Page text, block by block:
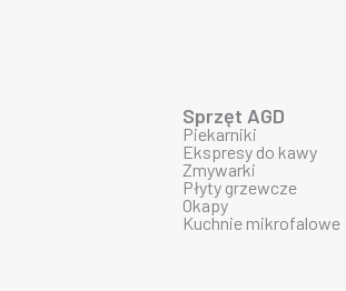
Sprzęt AGD
Piekarniki
Ekspresy do kawy
Zmywarki
Płyty grzewcze
Okapy
Kuchnie mikrofalowe